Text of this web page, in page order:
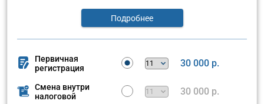
Подробнее
Первичная
регистрация
30 000 р.
Смена внутри
налоговой
30 000 р.